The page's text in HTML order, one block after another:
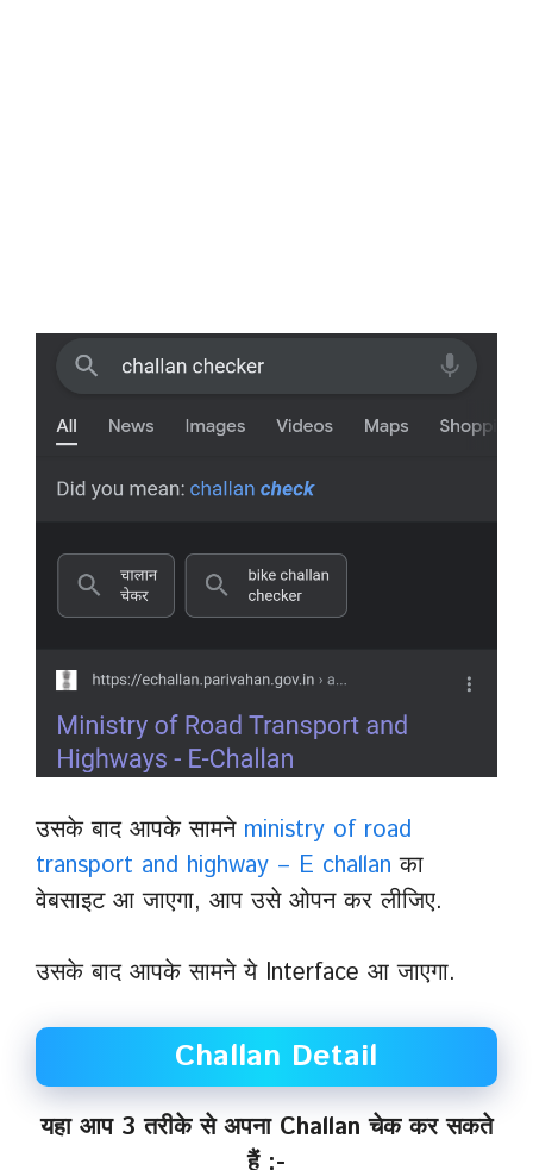
उसके बाद आपके सामने ministry of road
transport and highway – E challan का
वेबसाइट आ जाएगा, आप उसे ओपन कर लीजिए.
उसके बाद आपके सामने ये Interface आ जाएगा.
Challan Detail
यहा आप 3 तरीके से अपना Challan चेक कर सकते